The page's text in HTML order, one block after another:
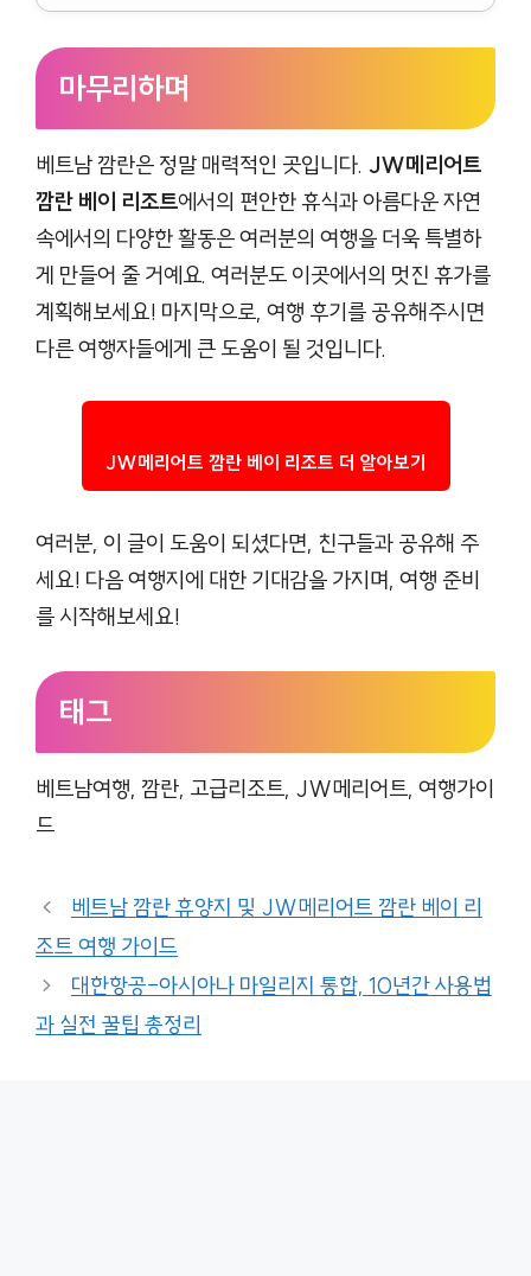
마무리하며
베트남 깜란은 정말 매력적인 곳입니다. JW메리어트
깜란 베이 리조트에서의 편안한 휴식과 아름다운 자연
속에서의 다양한 활동은 여러분의 여행을 더욱 특별하
게 만들어 줄 거예요. 여러분도 이곳에서의 멋진 휴가를
계획해보세요! 마지막으로, 여행 후기를 공유해주시면
다른 여행자들에게 큰 도움이 될 것입니다.
JW메리어트 깜란 베이 리조트 더 알아보기
여러분, 이 글이 도움이 되셨다면, 친구들과 공유해 주
세요! 다음 여행지에 대한 기대감을 가지며, 여행 준비
를 시작해보세요!
태그
베트남여행, 깜란, 고급리조트, JW메리어트, 여행가이
드
베트남 깜란 휴양지 및 JW메리어트 깜란 베이 리
조트 여행 가이드
대한항공-아시아나 마일리지 통합, 10년간 사용법
과 실전 꿀팁 총정리